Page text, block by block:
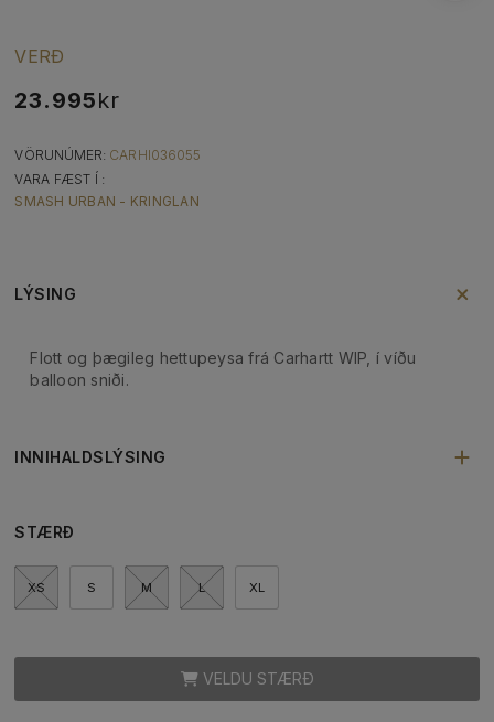
VERÐ
23.995kr
VÖRUNÚMER: CARHI036055
VARA FÆST Í :
SMASH URBAN - KRINGLAN
LÝSING
Flott og þægileg hettupeysa frá Carhartt WIP, í víðu
balloon sniði.
INNIHALDSLÝSING
STÆRÐ
XS S M L XL
VELDU STÆRÐ